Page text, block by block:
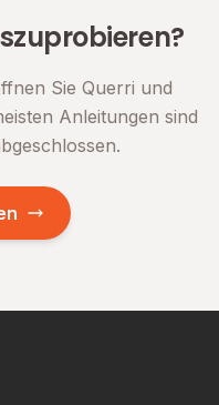
Sie Querri und
Anleitungen sind